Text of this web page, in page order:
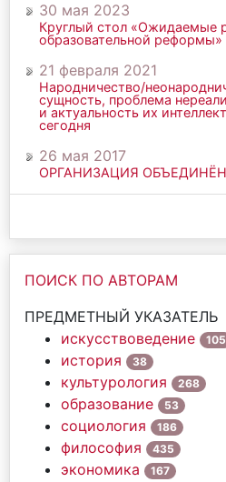
30 мая 2023
Круглый стол «Ожидаемые
образовательной реформы»
21 февраля 2021
Народничество/
сущность, проблема
и актуальность их
сегодня
26 мая 2017
ОРГАНИЗАЦИЯ
ПОИСК ПО АВТОРАМ
ПРЕДМЕТНЫЙ УКАЗАТЕЛЬ
искусствоведение
105
история 38
культурология 268
образование 53
социология 186
философия 435
экономика 167